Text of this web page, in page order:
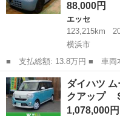
88,000円
エッセ
123,215km
横浜市
■ 支払総額: 13.8万円 ■ 車両本体価格： 88,000 円 ■ メーカー
名： ダイハツ ■ 車種名：
ングチェーン ＥＴＣ キー
盗難防止システ...
神奈川 横浜市 エッセ
ダイハツ
クアップ
1,078,000円